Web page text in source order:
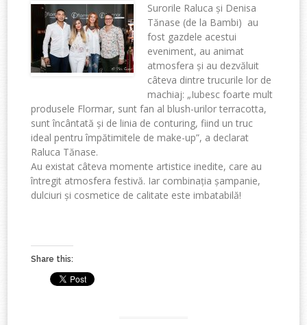
Surorile Raluca și Denisa
Tănase (de la Bambi) au
fost gazdele acestui
eveniment, au animat
atmosfera și au dezvăluit
câteva dintre trucurile lor de
machiaj: „Iubesc foarte mult
produsele Flormar, sunt fan al blush-urilor terracotta,
sunt încântată și de linia de conturing, fiind un truc
ideal pentru împătimitele de make-up”, a declarat
Raluca Tănase.
Au existat câteva momente artistice inedite, care au
întregit atmosfera festivă. Iar combinația șampanie,
dulciuri și cosmetice de calitate este imbatabilă!
Share this: